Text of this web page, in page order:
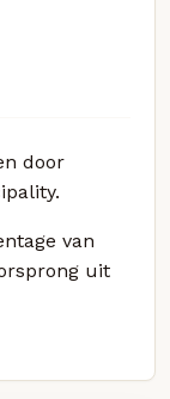
door
van
uit